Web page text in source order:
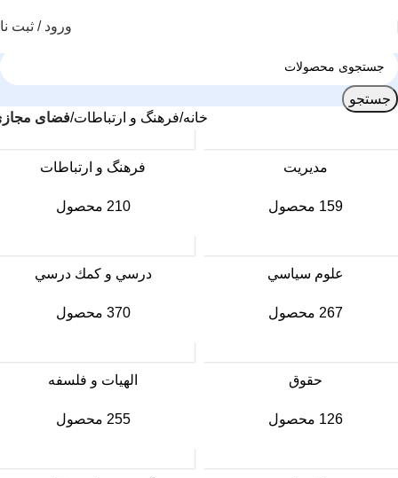
ورود / ثبت
جستجو
خانه فرهنگ و ارتباطات فضای
مديريت
159 محصول
فرهنگ و ارتباطات
210 محصول
علوم سياسي
267 محصول
درسي و كمك درسي
370 محصول
حقوق
126 محصول
الهیات و فلسفه
255 محصول